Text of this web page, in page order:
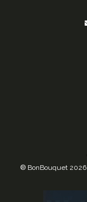
® BonBouquet 2026